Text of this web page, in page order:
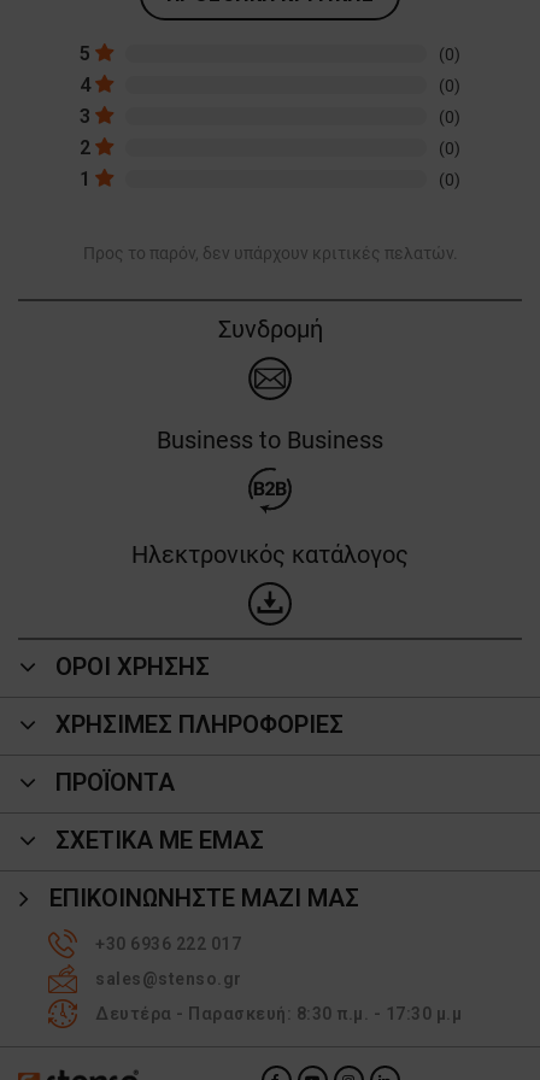
5 (0)
4 (0)
3 (0)
2 (0)
1 (0)
Προς το παρόν, δεν υπάρχουν κριτικές πελατών.
Συνδρομή
Business to Business
Ηλεκτρονικός κατάλογος
ΟΡΟΙ ΧΡΗΣΗΣ
ΧΡΗΣΙΜΕΣ ΠΛΗΡΟΦΟΡΙΕΣ
ΠΡΟΪΌΝΤΑ
ΣΧΕΤΙΚΑ ΜΕ ΕΜΑΣ
ΕΠΙΚΟΙΝΩΝΉΣΤΕ ΜΑΖΊ ΜΑΣ
+30 6936 222 017
sales@stenso.gr
Δευτέρα - Παρασκευή: 8:30 π.μ. - 17:30 μ.μ